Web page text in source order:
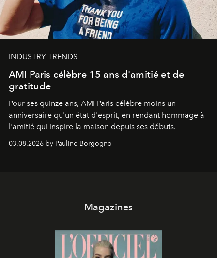
INDUSTRY TRENDS
AMI Paris célèbre 15 ans d'amitié et de
gratitude
Pour ses quinze ans, AMI Paris célèbre moins un
anniversaire qu'un état d'esprit, en rendant hommage à
l'amitié qui inspire la maison depuis ses débuts.
03.08.2026 by Pauline Borgogno
Magazines